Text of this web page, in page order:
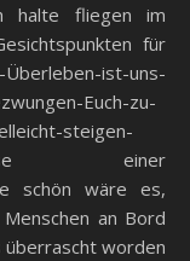
halte fliegen im
für
ist-uns-
Euch-zu-
steigen-
einer
schön wäre es,
an Bord
überrascht worden